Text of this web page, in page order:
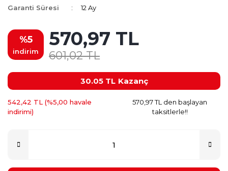
Garanti Süresi
12 Ay
%5
indirim
570,97 TL
601,02 TL
30.05 TL Kazanç
542,42 TL (%5,00 havale
indirimi)
570,97 TL den başlayan
taksitlerle!!